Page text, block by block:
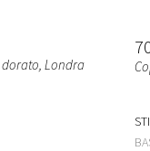
Londra